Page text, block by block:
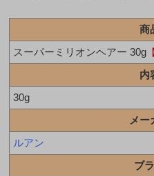
商
スーパーミリオンヘアー 30g
内
30g
メー
ルアン
ブ